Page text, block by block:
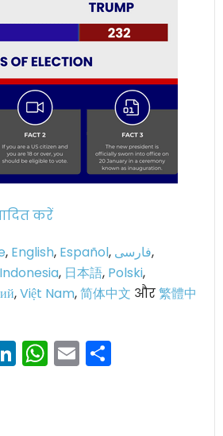
करें
, English, Español, فارسی,
, 日本語, Polski,
,Việt Nam,简体中文 और繁體中
LinkedIn
WhatsApp
Email